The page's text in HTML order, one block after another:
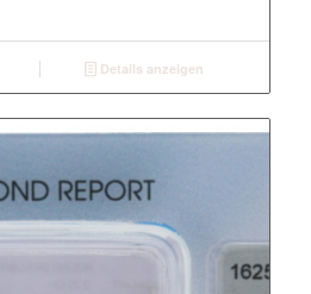
Details anzeigen